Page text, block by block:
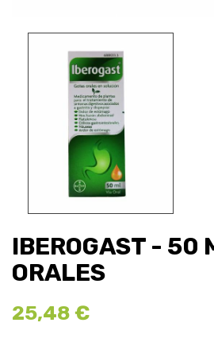
IBEROGAST - 50
ORALES
25,48 €